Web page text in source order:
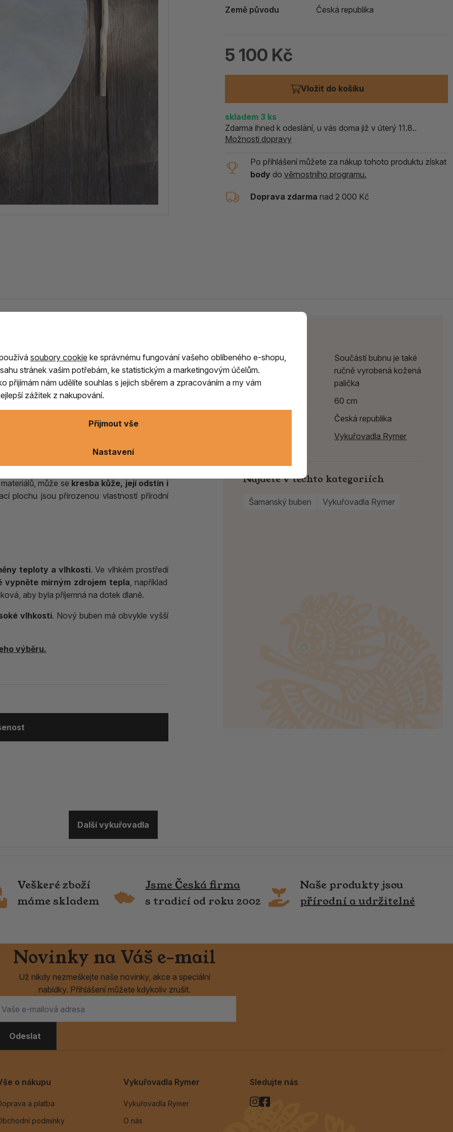
ALOE PRAVÁ (Aloe vera)
skladem > 5 ks
Země původu
Česká republika
5 100 Kč
Vložit do košíku
skladem3 ks
Zdarma ihned k odeslání, u vás doma již v úterý 11.8..
Možnosti dopravy
Po přihlášení můžete za nákup tohoto produktu získat
body do věrnostního programu.
Doprava zdarma nad 2 000 Kč
60 cm
ručněvyráběn s důrazem na kvalitu,
využíváme přírodní materiály inspirované
ohýbané vrstvené březové
vlastnosti. Spojení těchto materiálů
meditaci, šamanské rituály, muzikoterapii,
může se kresba kůže, její odstín i
plochu jsou přirozenou vlastností přírodní
teploty a vlhkosti. Ve vlhkém prostředí
vypněte mírným zdrojem tepla, například
aby byla příjemná na dotek dlaně.
vlhkosti. Nový buben má obvykle vyšší
výběru.
Poznámka
Součástí bubnu je také
ručně vyrobená kožená
palička
60 cm
Česká republika
Vykuřovadla Rymer
Najdete v těchto kategoriích
Šamanský buben Vykuřovadla Rymer
Další vykuřovadla
Veškeré zboží
máme skladem
Jsme Česká firma
s tradicí od roku 2002
Naše produkty jsou
přírodní a udržitelné
Novinky na Váš e-mail
Už nikdy nezmeškejte naše novinky, akce a speciální
nabídky. Přihlášení můžete kdykoliv zrušit.
Odeslat
o nákupu
a platba
podmínky
Vykuřovadla Rymer
Vykuřovadla Rymer
O nás
Sledujte nás
soubory cookie ke správnému fungování vašeho oblíbeného e-shopu,
stránek vašim potřebám, ke statistickým a marketingovým účelům.
přijímám nám udělíte souhlas s jejich sběrem a zpracováním a my vám
zážitek z nakupování.
Nastavení
Přijmout vše